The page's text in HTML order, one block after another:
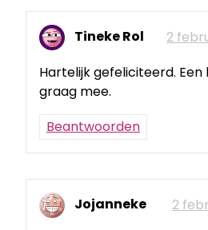
Tineke Rol
2
Hartelijk gefeliciteerd. Een
graag mee.
Beantwoorden
Jojanneke
2